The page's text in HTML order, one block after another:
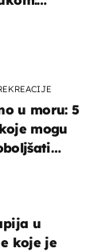
u moru: 5
mogu
u
koje je